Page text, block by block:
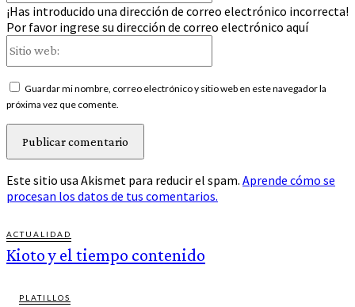
¡Has introducido una dirección de correo electrónico incorrecta!
Por favor ingrese su dirección de correo electrónico aquí
Guardar mi nombre, correo electrónico y sitio web en este navegador la
próxima vez que comente.
Este sitio usa Akismet para reducir el spam. Aprende cómo se
procesan los datos de tus comentarios.
ACTUALIDAD
Kioto y el tiempo contenido
PLATILLOS